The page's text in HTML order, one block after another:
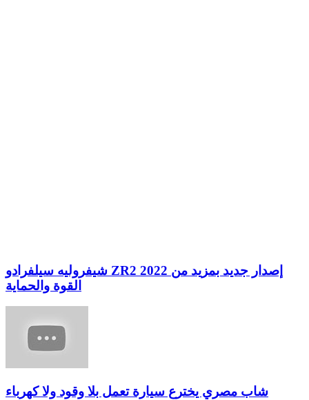
شيفروليه سيلفرادو ZR2 2022 إصدار جديد بمزيد من
القوة والحماية
شاب مصري يخترع سيارة تعمل بلا وقود ولا كهرباء